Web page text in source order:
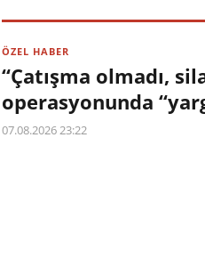
ÖZEL HABER
“Çatışma olmadı,
operasyonunda
07.08.2026 23:22